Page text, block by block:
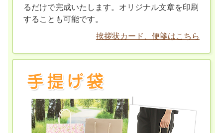
るだけで完成いたします。オリジナル文章を印刷
することも可能です。
挨拶状カード、便箋はこちら